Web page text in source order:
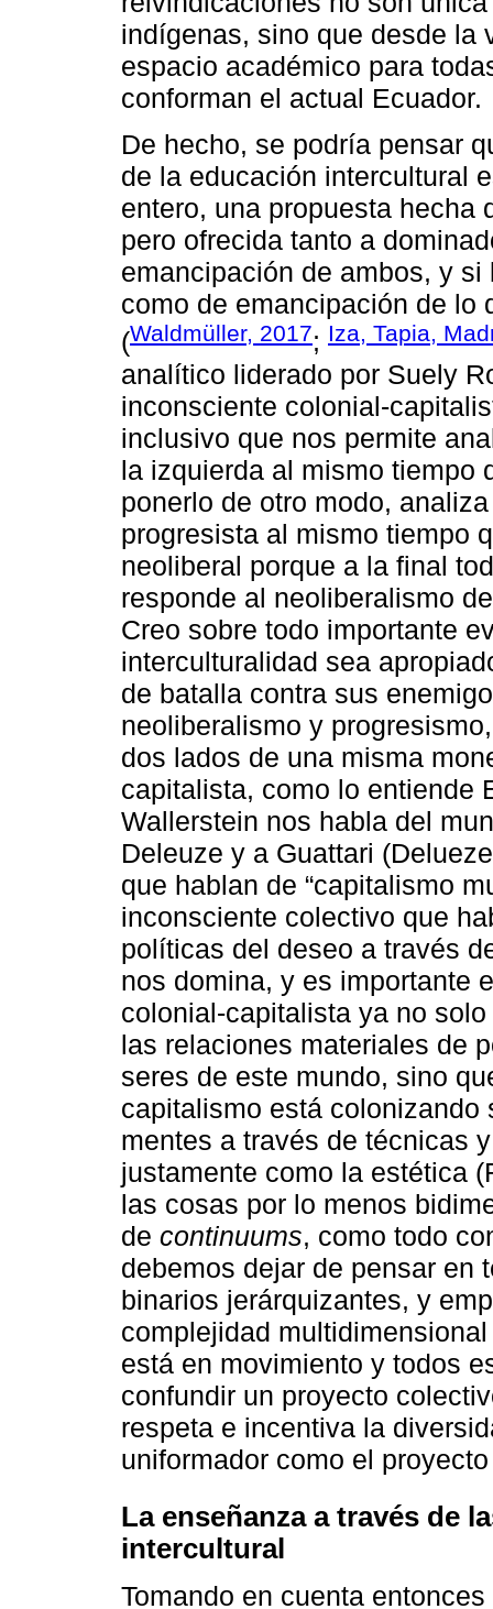
indígenas, sino que desde la
espacio académico para
conforman el actual Ecuador.
De hecho, se podría pensar
de la educación intercultural
entero, una propuesta hecha
pero ofrecida tanto a
emancipación de ambos, y
como de emancipación de lo
(Waldmüller, 2017; Iza, Tapia,
analítico liderado por Suely
inconsciente colonial-
inclusivo que nos permite
la izquierda al mismo tiempo
ponerlo de otro modo,
progresista al mismo tiempo
neoliberal porque a la final
responde al neoliberalismo
Creo sobre todo importante
interculturalidad sea
de batalla contra sus
neoliberalismo y
dos lados de una misma
capitalista, como lo entiende
Wallerstein nos habla del
Deleuze y a Guattari
que hablan de “capitalismo
inconsciente colectivo que
políticas del deseo a través
nos domina, y es importante
colonial-capitalista ya no
las relaciones materiales de
seres de este mundo, sino
capitalismo está colonizando
mentes a través de técnicas
justamente como la estética
las cosas por lo menos
de continuums, como todo
debemos dejar de pensar en
binarios jerárquizantes, y
complejidad
está en movimiento y todos
confundir un proyecto
respeta e incentiva la
uniformador como el
La enseñanza a través de
intercultural
Tomando en cuenta